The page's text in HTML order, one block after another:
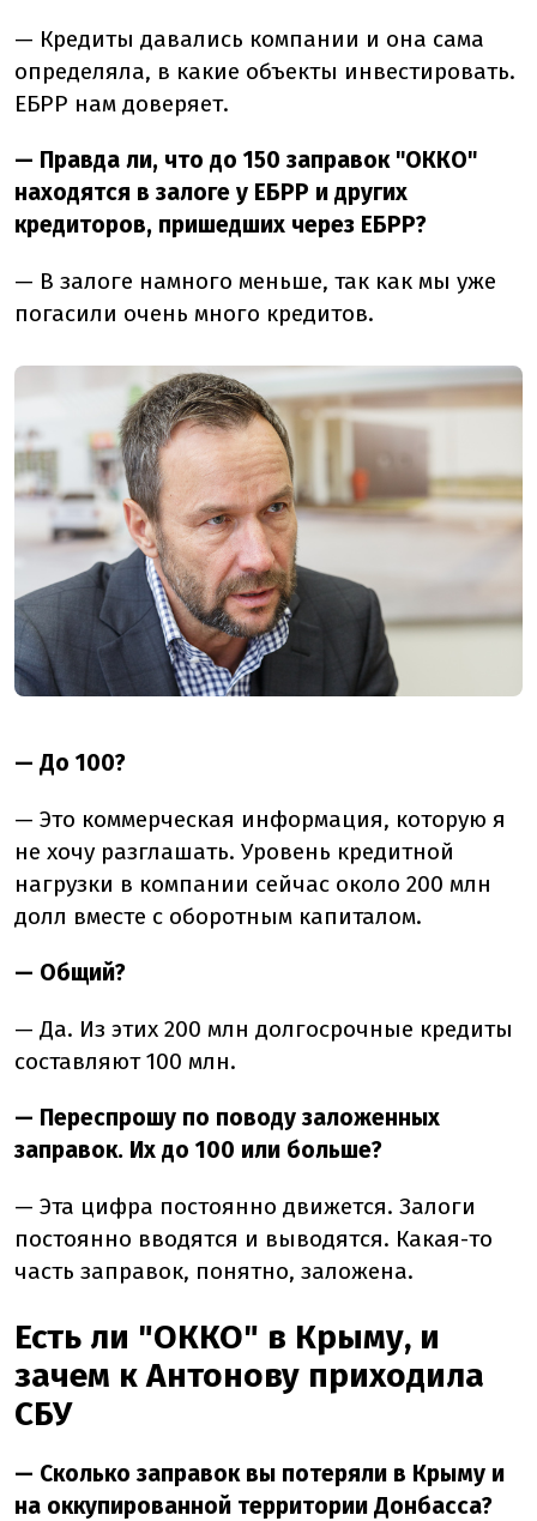
— Кредиты давались компании и она сама
определяла, в какие объекты инвестировать.
ЕБРР нам доверяет.
— Правда ли, что до 150 заправок "ОККО"
находятся в залоге у ЕБРР и других
кредиторов, пришедших через ЕБРР?
— В залоге намного меньше, так как мы уже
погасили очень много кредитов.
— До 100?
— Это коммерческая информация, которую я
не хочу разглашать. Уровень кредитной
нагрузки в компании сейчас около 200 млн
долл вместе с оборотным капиталом.
— Общий?
— Да. Из этих 200 млн долгосрочные кредиты
составляют 100 млн.
— Переспрошу по поводу заложенных
заправок. Их до 100 или больше?
— Эта цифра постоянно движется. Залоги
постоянно вводятся и выводятся. Какая-то
часть заправок, понятно, заложена.
Есть ли "ОККО" в Крыму, и
зачем к Антонову приходила
СБУ
— Сколько заправок вы потеряли в Крыму и
на оккупированной территории Донбасса?